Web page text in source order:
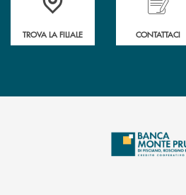
TROVA LA FILIALE CONTATTACI